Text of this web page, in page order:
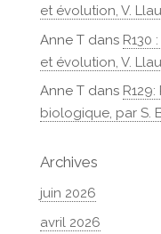
et évolution, V.
Anne Tdans R130
et évolution, V.
Anne Tdans
biologique, par S.
Archives
juin 2026
avril 2026